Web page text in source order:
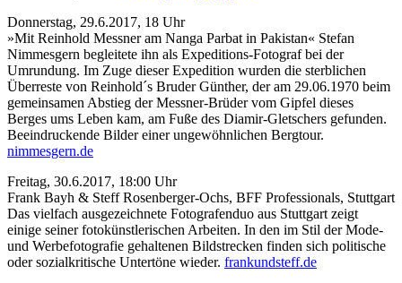
Donnerstag, 29.6.2017, 18 Uhr
»Mit Reinhold Messner am Nanga Parbat in Pakistan« Stefan
Nimmesgern begleitete ihn als Expeditions-Fotograf bei der
Umrundung. Im Zuge dieser Expedition wurden die sterblichen
Überreste von Reinhold´s Bruder Günther, der am 29.06.1970 beim
gemeinsamen Abstieg der Messner-Brüder vom Gipfel dieses
Berges ums Leben kam, am Fuße des Diamir-Gletschers gefunden.
Beeindruckende Bilder einer ungewöhnlichen Bergtour.
nimmesgern.de
Freitag, 30.6.2017, 18:00 Uhr
Frank Bayh & Steff Rosenberger-Ochs, BFF Professionals, Stuttgart
Das vielfach ausgezeichnete Fotografenduo aus Stuttgart zeigt
einige seiner fotokünstlerischen Arbeiten. In den im Stil der Mode-
und Werbefotografie gehaltenen Bildstrecken finden sich politische
oder sozialkritische Untertöne wieder. frankundsteff.de